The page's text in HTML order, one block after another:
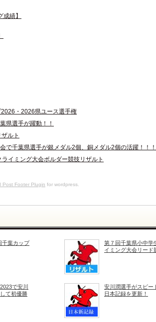
績】
2026・2026県ユース選手権
県選手が躍動！！
ルト
で千葉県選手が銀メダル2個、銅メダル2個の活躍！！！
イミング大会ボルダー競技リザルト
Post Footer Plugin for wordpress.
千葉カップ
第７回千葉県小中学
イミング大会リード
で安川
て初優勝
安川潤選手がスピー
日本記録を更新！